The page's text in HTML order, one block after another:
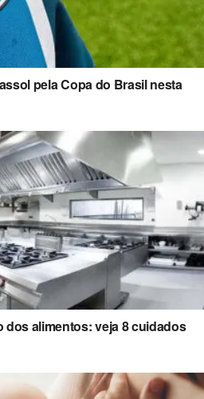
pela Copa do Brasil nesta
alimentos: veja 8 cuidados